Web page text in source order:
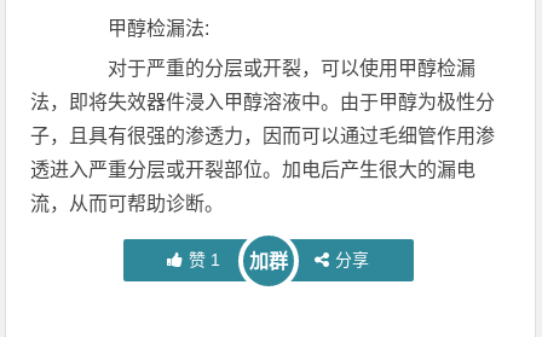
甲醇检漏法:
对于严重的分层或开裂，可以使用甲醇检漏
法，即将失效器件浸入甲醇溶液中。由于甲醇为极性分
子，且具有很强的渗透力，因而可以通过毛细管作用渗
透进入严重分层或开裂部位。加电后产生很大的漏电
流，从而可帮助诊断。
赞 1 加群 分享